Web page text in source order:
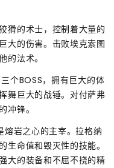
猾的术士，控制着大量的
大的伤害。击败埃克索图
的法术。
个BOSS，拥有巨大的体
舞巨大的战锤。对付萨弗
冲锋。
熔岩之心的主宰。拉格纳
生命值和毁灭性的技能。
大的装备和不屈不挠的精